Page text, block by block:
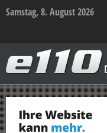
Samstag, 8. August 2026
–
Das
Sicherheitsportal
Zum
Inhalt
springen